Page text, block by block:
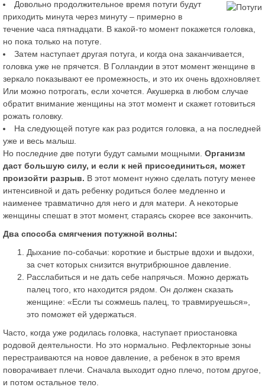
Довольно продолжительное время потуги будут
приходить минута через минуту – примерно в
течение часа пятнадцати. В какой-то момент покажется головка,
но пока только на потуге.
Затем наступает другая потуга, и когда она заканчивается,
головка уже не прячется. В Голландии в этот момент женщине в
зеркало показывают ее промежность, и это их очень вдохновляет.
Или можно потрогать, если хочется. Акушерка в любом случае
обратит внимание женщины на этот момент и скажет готовиться
рожать головку.
На следующей потуге как раз родится головка, а на последней
уже и весь малыш.
Но последние две потуги будут самыми мощными. Организм
даст большую силу, и если к ней присоединиться, может
произойти разрыв. В этот момент нужно сделать потугу менее
интенсивной и дать ребенку родиться более медленно и
наименее травматично для него и для матери. А некоторые
женщины спешат в этот момент, стараясь скорее все закончить.
Два способа смягчения потужной волны:
Дыхание по-собачьи: короткие и быстрые вдохи и выдохи,
за счет которых снизится внутрибрюшное давление.
Расслабиться и не дать себе напрячься. Можно держать
палец того, кто находится рядом. Он должен сказать
женщине: «Если ты сожмешь палец, то травмируешься»,
это поможет ей удержаться.
Часто, когда уже родилась головка, наступает приостановка
родовой деятельности. Но это нормально. Рефлекторные зоны
перестраиваются на новое давление, а ребенок в это время
поворачивает плечи. Сначала выходит одно плечо, потом другое,
и потом остальное тело.